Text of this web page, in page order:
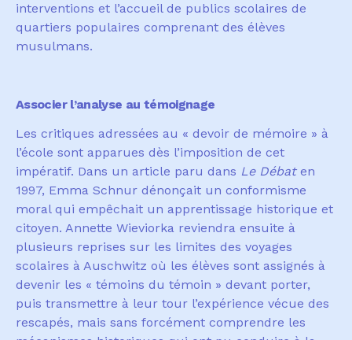
interventions et l’accueil de publics scolaires de
quartiers populaires comprenant des élèves
musulmans.
Associer l’analyse au témoignage
Les critiques adressées au « devoir de mémoire » à
l’école sont apparues dès l’imposition de cet
impératif. Dans un article paru dans Le Débaten
1997, Emma Schnur dénonçait un conformisme
moral qui empêchait un apprentissage historique et
citoyen. Annette Wieviorka reviendra ensuite à
plusieurs reprises sur les limites des voyages
scolaires à Auschwitz où les élèves sont assignés à
devenir les « témoins du témoin » devant porter,
puis transmettre à leur tour l’expérience vécue des
rescapés, mais sans forcément comprendre les